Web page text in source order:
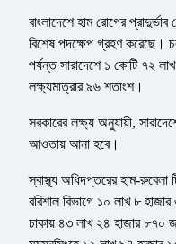
বাংলাদেশে হাম রোগের
বিশেষ পদক্ষেপ গ্রহণ করেছে।
পর্যন্ত সারাদেশে ১ কোটি ৭২
লক্ষ্যমাত্রার ৯৬ শতাংশ।
সরকারের লক্ষ্য অনুযায়ী,
আওতায় আনা হবে।
স্বাস্থ্য অধিদপ্তরের হাম-রুবেলা
বরিশাল বিভাগে ১০ লাখ ৮
ঢাকায় ৪৩ লাখ ২৪ হাজার ৮৭০